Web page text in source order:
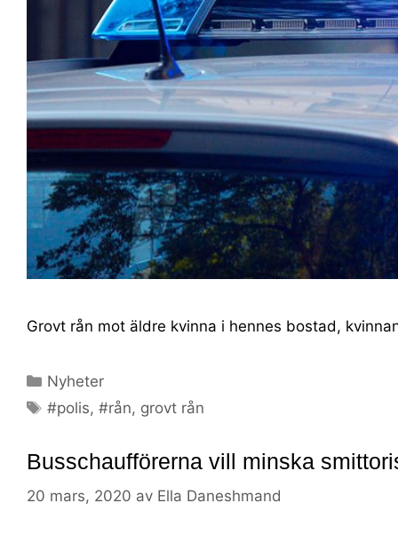
Grovt rån mot äldre kvinna i hennes bostad,
Nyheter
#polis,#rån, grovt rån
Busschaufförerna vill minska
20 mars, 2020 av Ella Daneshmand